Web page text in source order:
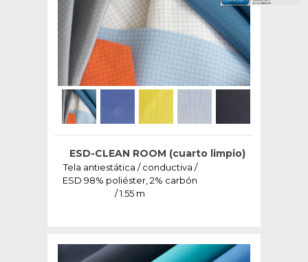
ESD-CLEAN ROOM (cuarto limpio)
Tela antiestática / conductiva /
ESD 98% poliéster, 2% carbón
/ 1.55 m